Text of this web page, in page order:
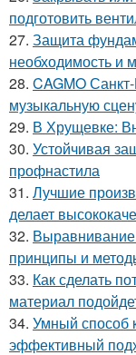
подготовить
27. Защита
необходимость и
28. CAGMO
музыкальную
29. В Хрущевке:
30. Устойчивая
профнастила
31. Лучшие
делает
32.
принципы и
33. Как сделать
материал
34. Умный способ
эффективный